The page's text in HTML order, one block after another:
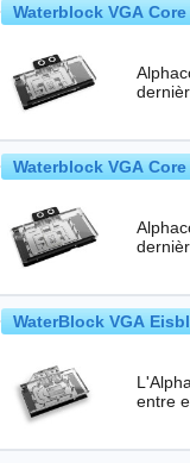
Waterblock VGA
Waterblock VGA
WaterBlock VGA